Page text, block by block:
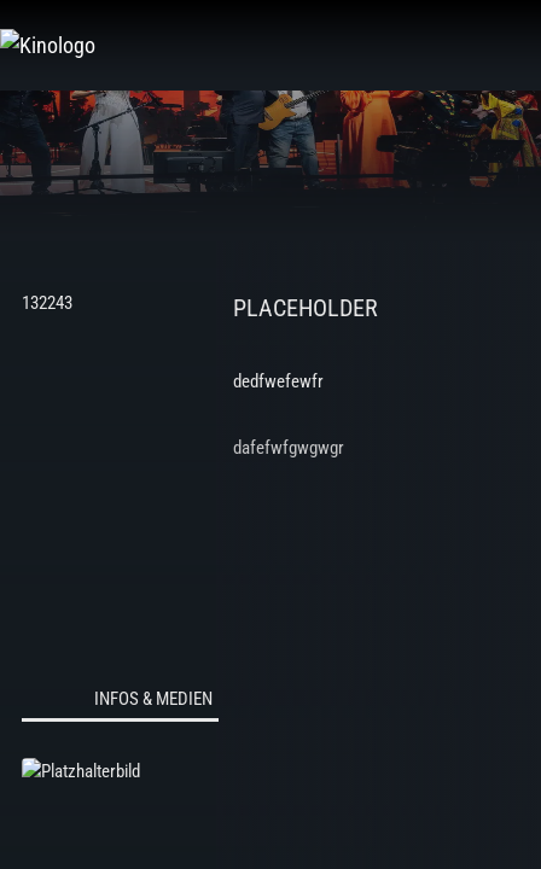
Inhalt
132243 PLACEHOLDER
dedfwefewfr
dafefwfgwgwgr
INFOS & MEDIEN